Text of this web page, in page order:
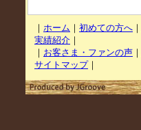
｜ ホーム ｜ 初めての方へ ｜
実績紹介 ｜
｜ お客さま・ファンの声 ｜
サイトマップ｜